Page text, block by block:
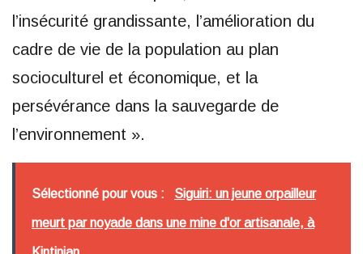
l’insécurité grandissante, l’amélioration du
cadre de vie de la population au plan
socioculturel et économique, et la
persévérance dans la sauvegarde de
l’environnement ».
Sélectionné pour vous : Siguiri: un jeune orpailleur
meurt par noyade dans une mine d'or artisanale, à